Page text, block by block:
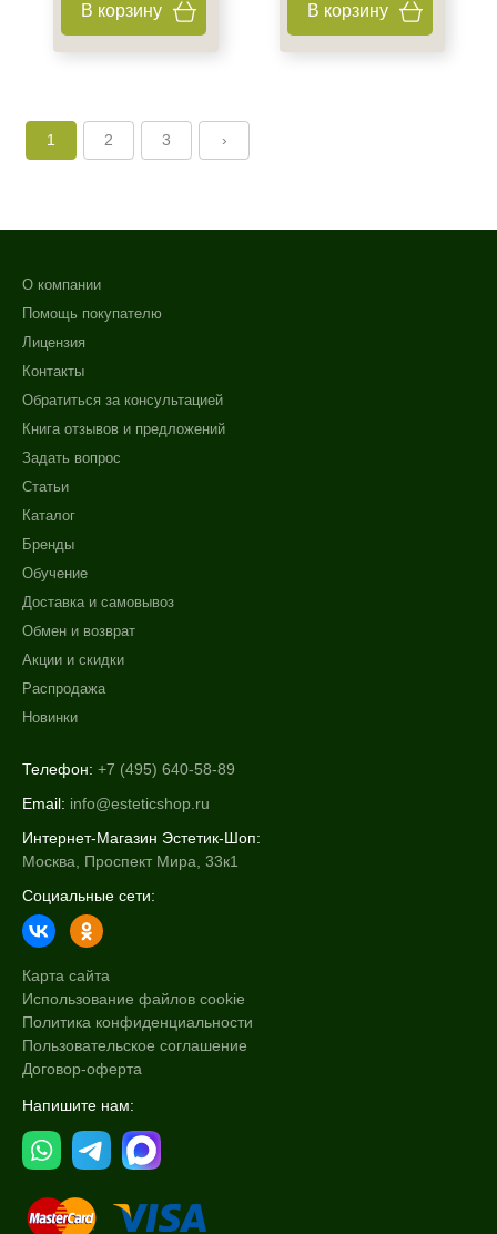
В корзину В корзину
1 2 3 ›
О компании
Помощь покупателю
Лицензия
Контакты
Обратиться за консультацией
Книга отзывов и предложений
Задать вопрос
Статьи
Каталог
Бренды
Обучение
Доставка и самовывоз
Обмен и возврат
Акции и скидки
Распродажа
Новинки
Телефон: +7 (495) 640-58-89
Email: info@esteticshop.ru
Интернет-Магазин Эстетик-Шоп:
Москва, Проспект Мира, 33к1
Социальные сети:
Карта сайта
Использование файлов cookie
Политика конфиденциальности
Пользовательское соглашение
Договор-оферта
Напишите нам: